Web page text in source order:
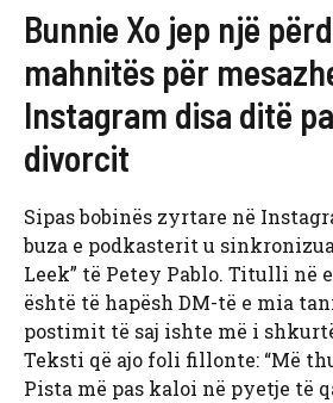
Bunnie Xo jep një
mahnitës për
Instagram disa ditë
divorcit
Sipas bobinës zyrtare në
buza e podkasterit u
Leek” të Petey Pablo. Titulli në
është të hapësh DM-të e mia
postimit të saj ishte më i
Teksti që ajo foli fillonte: “Më
Pista më pas kaloi në pyetje të